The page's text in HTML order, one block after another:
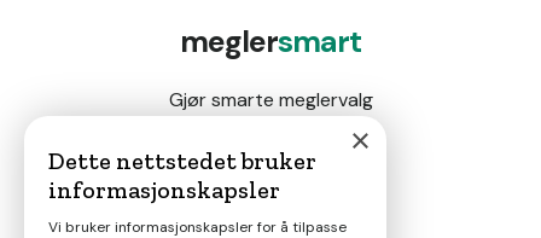
meglersmart
Gjør smarte meglervalg
Magasin
×
Dette nettstedet bruker
informasjonskapsler
Vi bruker informasjonskapsler for å tilpasse